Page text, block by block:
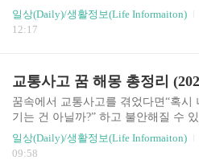
확인서는 해당 부동산이나 물건에 대
(압류, 저당권 설정, 가처분, 가압류 등
있다면,매년 5월에 종합소득세 신고를
니다."나는 알바인데 세금 신고까지
신고 절차, 준비서류, 꿀팁까지알기
릴게요! ✅ 쿠팡알바 종합소득세 신
고 대상 여부쿠팡플렉스 배송원✅ (기
사업소득자로 분류)쿠팡이츠 배달원
자/프리랜서로 분류됨)쿠팡파트너스
일상(Daily)/생활정보(Life Informaiton)
12:17
꿈속에서 교통사고를 겪었다면“혹시
기는 건 아닐까?” 하고 불안해질 수
꿈은 현실을 예지하는 것뿐 아니라심
된 감정, 앞으로의 변화에 대한 메시
일상(Daily)/생활정보(Life Informaiton)
09:58